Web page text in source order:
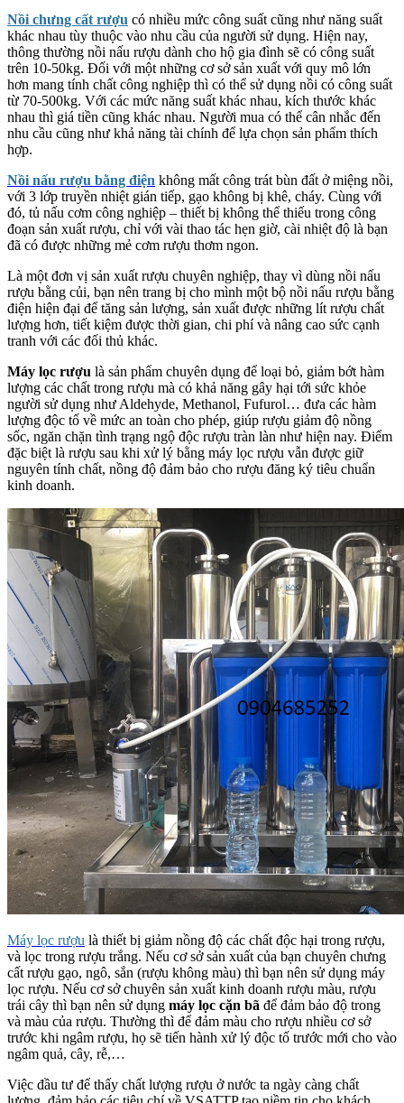
Nồi chưng cất rượu có nhiều mức công suất cũng như năng suất
khác nhau tùy thuộc vào nhu cầu của người sử dụng. Hiện nay,
thông thường nồi nấu rượu dành cho hộ gia đình sẽ có công suất
trên 10-50kg. Đối với một những cơ sở sản xuất với quy mô lớn
hơn mang tính chất công nghiệp thì có thể sử dụng nồi có công suất
từ 70-500kg. Với các mức năng suất khác nhau, kích thước khác
nhau thì giá tiền cũng khác nhau. Người mua có thể cân nhắc đến
nhu cầu cũng như khả năng tài chính để lựa chọn sản phẩm thích
hợp.
Nồi nấu rượu bằng điện không mất công trát bùn đất ở miệng nồi,
với 3 lớp truyền nhiệt gián tiếp, gạo không bị khê, cháy. Cùng với
đó, tủ nấu cơm công nghiệp – thiết bị không thể thiếu trong công
đoạn sản xuất rượu, chỉ với vài thao tác hẹn giờ, cài nhiệt độ là bạn
đã có được những mẻ cơm rượu thơm ngon.
Là một đơn vị sản xuất rượu chuyên nghiệp, thay vì dùng nồi nấu
rượu bằng củi, bạn nên trang bị cho mình một bộ nồi nấu rượu bằng
điện hiện đại để tăng sản lượng, sản xuất được những lít rượu chất
lượng hơn, tiết kiệm được thời gian, chi phí và nâng cao sức cạnh
tranh với các đối thủ khác.
Máy lọc rượu là sản phẩm chuyên dụng để loại bỏ, giảm bớt hàm
lượng các chất trong rượu mà có khả năng gây hại tới sức khỏe
người sử dụng như Aldehyde, Methanol, Fufurol… đưa các hàm
lượng độc tố về mức an toàn cho phép, giúp rượu giảm độ nồng
sốc, ngăn chặn tình trạng ngộ độc rượu tràn làn như hiện nay. Điểm
đặc biệt là rượu sau khi xử lý bằng máy lọc rượu vẫn được giữ
nguyên tính chất, nồng độ đảm bảo cho rượu đăng ký tiêu chuẩn
kinh doanh.
Máy lọc rượu là thiết bị giảm nồng độ các chất độc hại trong rượu,
và lọc trong rượu trắng. Nếu cơ sở sản xuất của bạn chuyên chưng
cất rượu gạo, ngô, sắn (rượu không màu) thì bạn nên sử dụng máy
lọc rượu. Nếu cơ sở chuyên sản xuất kinh doanh rượu màu, rượu
trái cây thì bạn nên sử dụng máy lọc cặn bã để đảm bảo độ trong
và màu của rượu. Thường thì để đảm màu cho rượu nhiều cơ sở
trước khi ngâm rượu, họ sẽ tiến hành xử lý độc tố trước mới cho vào
ngâm quả, cây, rễ,…
Việc đầu tư để thấy chất lượng rượu ở nước ta ngày càng chất